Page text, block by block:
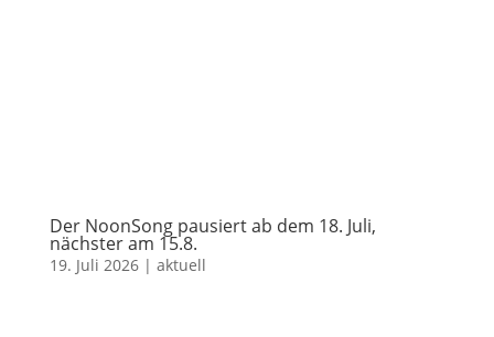
Der NoonSong pausiert ab dem 18. Juli,
nächster am 15.8.
19. Juli 2026| aktuell